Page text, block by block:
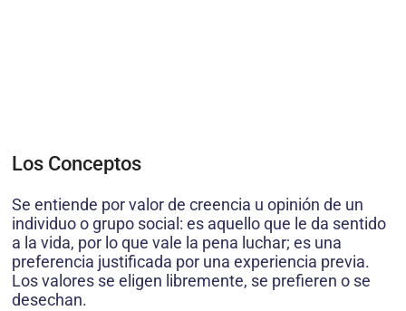
Los Conceptos
Se entiende por valor de creencia u opinión de un
individuo o grupo social: es aquello que le da sentido
a la vida, por lo que vale la pena luchar; es una
preferencia justificada por una experiencia previa.
Los valores se eligen libremente, se prefieren o se
desechan.